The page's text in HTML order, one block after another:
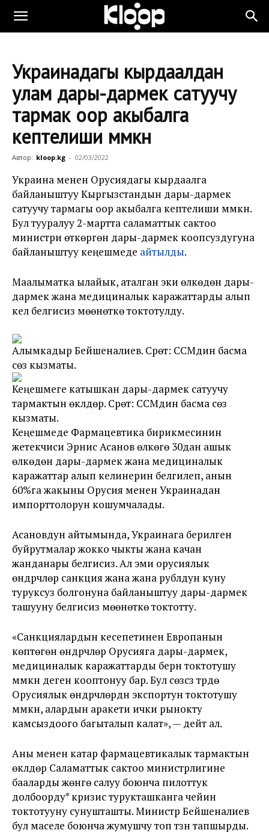
Украинадагы кырдаалдан
улам дары-дармек сатуучу
тармак оор акыбалга
кептелиши мүмкүн
Автор: kloop.kg - 02/03/2022
Украина менен Орусиядагы кырдаалга
байланыштуу Кыргызстандын дары-дармек
сатуучу тармагы оор акыбалга кептелиши мүмкүн.
Бул тууралуу 2-мартта саламаттык сактоо
министри өткөргөн дары-дармек коопсуздугуна
байланыштуу кеңешмеде айтылды.
Маалыматка ылайык, аталган эки өлкөдөн дары-
дармек жана медициналык каражаттарды алып
келүү белгисиз мөөнөткө токтотулду.
Алымкадыр Бейшеналиев. Сүрөт: ССМдин басма
сөз кызматы.
Кеңешмеге катышкан дары-дармек сатуучу
тармактын өкүлдөрү. Сүрөт: ССМдин басма сөз
кызматы.
Кеңешмеде Фармацевтика бирикмесинин
жетекчиси Эрнис Асанов өлкөгө 30дан ашык
өлкөдөн дары-дармек жана медициналык
каражаттар алып келинерин белгилеп, анын
60%га жакыны Орусия менен Украинадан
импорттолорун кошумчалады.
Асановдун айтымында, Украинага берилген
буйрутмалар жокко чыкты жана качан
жанданары белгисиз. Ал эми орусиялык
өндүрүүчүлөр санкция жана жана рублдун куну
туруксуз болгонуна байланыштуу дары-дармек
ташууну белгисиз мөөнөткө токтотту.
«Санкциялардын кесепетинен Европанын
көптөгөн өндүрүүчүлөрү Орусияга дары-дармек,
медициналык каражаттарды берүүнү токтотушу
мүмкүн деген кооптонуу бар. Бул сөзсүз түрдө
Орусиялык өндүрүүчүлөрдүн экспортун токтотушу
мүмкүн, алардын аракети ички рынокту
камсыздоого багыталып калат», — дейт ал.
Аны менен катар фармацевтикалык тармактын
өкүлдөрү Саламаттык сактоо министрлигине
бааларды жөнгө салуу боюнча пилоттук
долбоорду* кризис турукташканга чейин
токтотууну сунушташты. Министр Бейшеналиев
бул маселе боюнча жумушчу топ түзүүнү тапшырды.